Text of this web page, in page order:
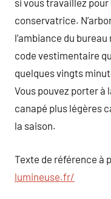
si vous travaillez
conservatrice.
l’ambiance du bureau
code vestimentaire
quelques vingts
Vous pouvez porter à
canapé plus légères
la saison.
Texte de référence à
lumineuse.fr/